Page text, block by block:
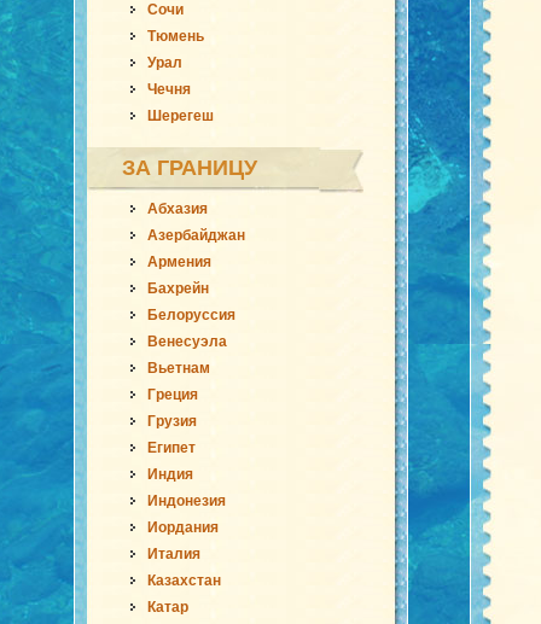
Сочи
Тюмень
Урал
Чечня
Шерегеш
ЗА ГРАНИЦУ
Абхазия
Азербайджан
Армения
Бахрейн
Белоруссия
Венесуэла
Вьетнам
Греция
Грузия
Египет
Индия
Индонезия
Иордания
Италия
Казахстан
Катар